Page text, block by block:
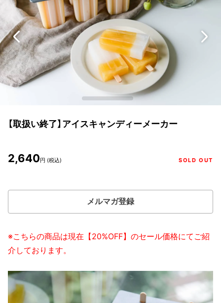
【取扱い終了】アイスキャンディーメーカー
2,640円 (税込) SOLD OUT
メルマガ登録
※こちらの商品は現在【20%OFF】のセール価格にてご紹
介しております。